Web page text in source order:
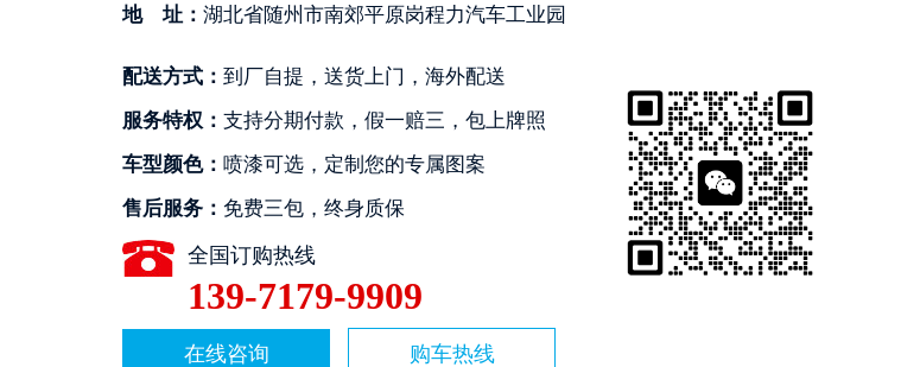
地 址： 湖北省随州市南郊平原岗程力汽车工业园
配送方式： 到厂自提，送货上门，海外配送
服务特权： 支持分期付款，假一赔三，包上牌照
车型颜色： 喷漆可选，定制您的专属图案
售后服务： 免费三包，终身质保
在线咨询 购车热线
全国订购热线
139-7179-9909